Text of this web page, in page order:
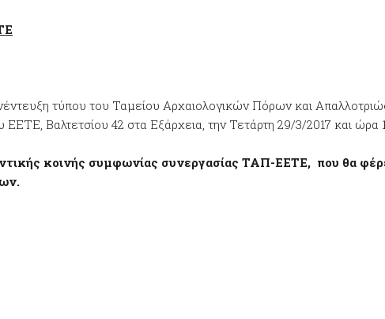
τύπου του Ταμείου Αρχαιολογικών Πόρων και
Βαλτετσίου 42 στα Εξάρχεια, την Τετάρτη 29/3/2017 και ώρα
κοινής συμφωνίας συνεργασίας ΤΑΠ-ΕΕΤΕ, που θα